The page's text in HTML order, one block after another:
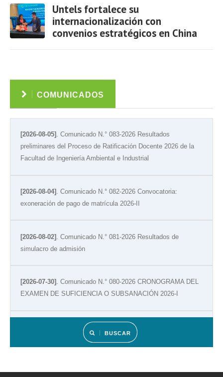
Untels fortalece su
internacionalización con
convenios estratégicos en China
COMUNICADOS
[2026-08-05] . Comunicado N.° 083-2026 Resultados
preliminares del Proceso de Ratificación Docente 2026 de la
Facultad de Ingeniería Ambiental e Industrial
[2026-08-04]
. Comunicado N.° 082-2026 Convocatoria:
exoneración de pago de matrícula 2026-II
[2026-08-02] . Comunicado N.° 081-2026 Resultados de
simulacro de admisión
[2026-07-30] . Comunicado N.° 080-2026 CRONOGRAMA DEL
EXAMEN DE SUFICIENCIA O SUBSANACIÓN 2026-I
. Comunicado N.° 079-2026- Programación del
menú del 13 al 17 de julio
[2026-07-14]. Comunicado N.° 078-2026- Fondos concursables
BUSCAR